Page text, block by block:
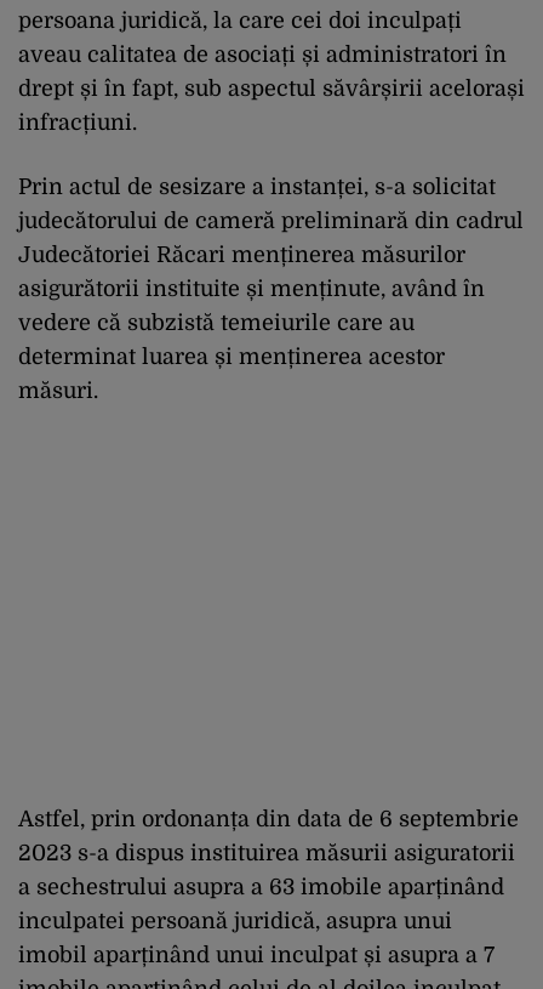
persoana juridică, la care cei doi inculpați
aveau calitatea de asociați și administratori în
drept și în fapt, sub aspectul săvârșirii acelorași
infracțiuni.
Prin actul de sesizare a instanței, s-a solicitat
judecătorului de cameră preliminară din cadrul
Judecătoriei Răcari menținerea măsurilor
asigurătorii instituite și menținute, având în
vedere că subzistă temeiurile care au
determinat luarea și menținerea acestor
măsuri.
Astfel, prin ordonanța din data de 6 septembrie
2023 s-a dispus instituirea măsurii asiguratorii
a sechestrului asupra a 63 imobile aparținând
inculpatei persoană juridică, asupra unui
imobil aparținând unui inculpat și asupra a 7